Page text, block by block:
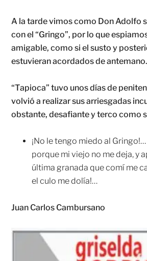
A la tarde vimos como Don Adolfo
con el “Gringo”, por lo que
amigable, como si el susto y
estuvieran acordados de antemano.
“Tapioca” tuvo unos días de
volvió a realizar sus arriesgadas
obstante, desafiante y terco como
¡No le tengo miedo al
porque mi viejo no me deja, y
última granada que comí me
el culo me dolía!…
Juan Carlos Cambursano